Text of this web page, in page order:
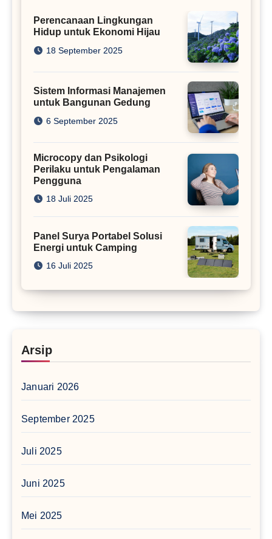
Perencanaan Lingkungan
Hidup untuk Ekonomi Hijau
18 September 2025
Sistem Informasi Manajemen
untuk Bangunan Gedung
6 September 2025
Microcopy dan Psikologi
Perilaku untuk Pengalaman
Pengguna
18 Juli 2025
Panel Surya Portabel Solusi
Energi untuk Camping
16 Juli 2025
Arsip
Januari 2026
September 2025
Juli 2025
Juni 2025
Mei 2025